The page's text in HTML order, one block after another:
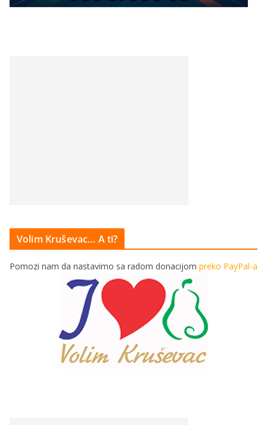
Volim Kruševac… A ti?
Pomozi nam da nastavimo sa radom donacijom preko PayPal-a